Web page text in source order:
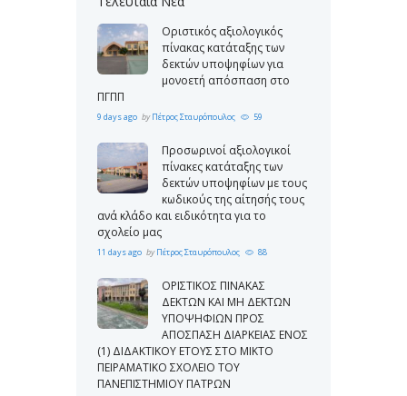
Οριστικός αξιολογικός
πίνακας κατάταξης των
δεκτών υποψηφίων για
μονοετή απόσπαση στο
ΠΓΠΠ
9 days ago byΠέτρος Σταυρόπουλος 59
Προσωρινοί αξιολογικοί
πίνακες κατάταξης των
δεκτών υποψηφίων με τους
κωδικούς της αίτησής τους
ανά κλάδο και ειδικότητα για το
σχολείο μας
11 days ago byΠέτρος Σταυρόπουλος 88
ΟΡΙΣΤΙΚΟΣ ΠΙΝΑΚΑΣ
ΔΕΚΤΩΝ ΚΑΙ ΜΗ ΔΕΚΤΩΝ
ΥΠΟΨΗΦΙΩΝ ΠΡΟΣ
ΑΠΟΣΠΑΣΗ ΔΙΑΡΚΕΙΑΣ ΕΝΟΣ
(1) ΔΙΔΑΚΤΙΚΟΥ ΕΤΟΥΣ ΣΤΟ ΜΙΚΤΟ
ΠΕΙΡΑΜΑΤΙΚΟ ΣΧΟΛΕΙΟ ΤΟΥ
ΠΑΝΕΠΙΣΤΗΜΙΟΥ ΠΑΤΡΩΝ